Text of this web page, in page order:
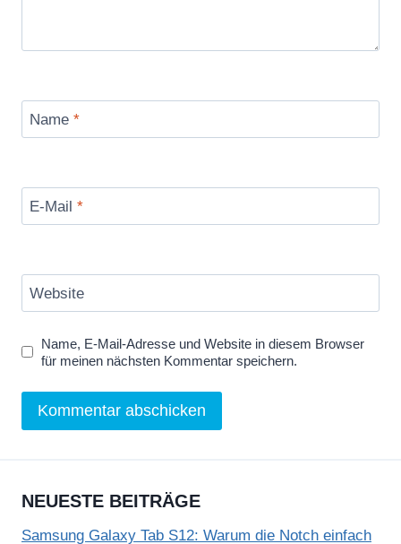
n
o
e
n
i
Name *
E-Mail *
Website
Name, E-Mail-Adresse und Website in diesem Browser
für meinen nächsten Kommentar speichern.
NEUESTE BEITRÄGE
Samsung Galaxy Tab S12: Warum die Notch einfach